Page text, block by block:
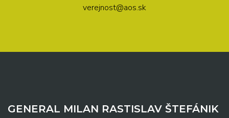
verejnost@aos.sk
GENERAL MILAN RASTISLAV ŠTEFÁNIK